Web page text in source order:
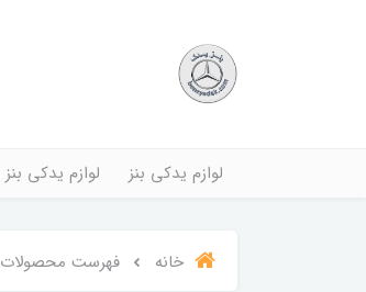
لوازم یدکی بنز لوازم یدکی بنز C240
خانه فهرست محصولات